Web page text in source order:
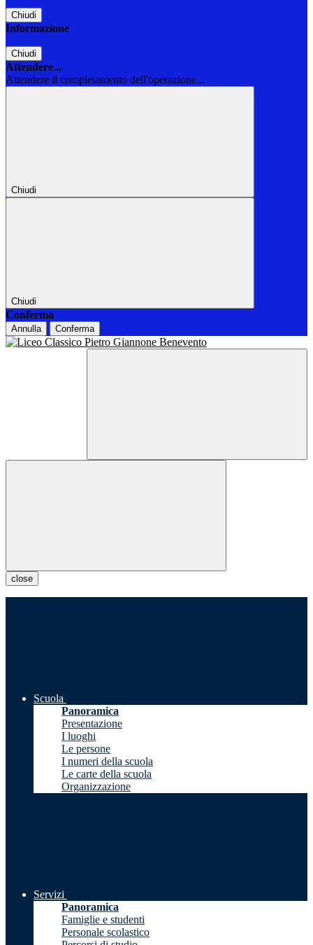
Chiudi
Informazione
Chiudi
Attendere...
Attendere il completamento dell'operazione...
Chiudi
Chiudi
Conferma
Annulla Conferma
close
Scuola
Panoramica
Presentazione
I luoghi
Le persone
I numeri della scuola
Le carte della scuola
Organizzazione
Servizi
Panoramica
Famiglie e studenti
Personale scolastico